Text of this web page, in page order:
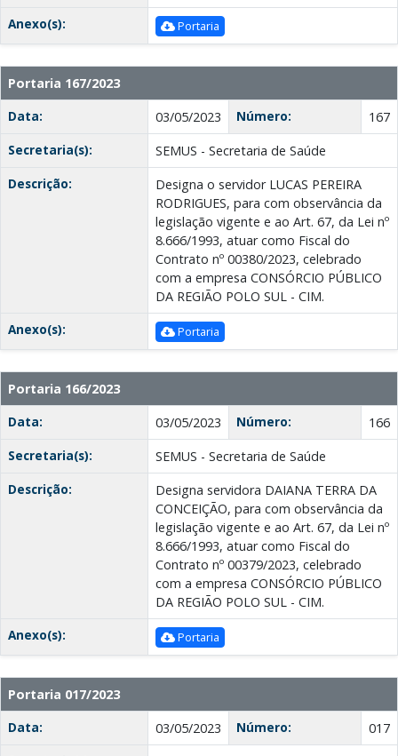
Anexo(s):
Portaria
Portaria 167/2023
Data:
03/05/2023 Número:
167
Secretaria(s):
SEMUS - Secretaria de Saúde
Descrição:
Designa o servidor LUCAS PEREIRA
RODRIGUES, para com observância da
legislação vigente e ao Art. 67, da Lei nº
8.666/1993, atuar como Fiscal do
Contrato nº 00380/2023, celebrado
com a empresa CONSÓRCIO PÚBLICO
DA REGIÃO POLO SUL - CIM.
Anexo(s):
Portaria
Portaria 166/2023
Data:
03/05/2023 Número:
166
Secretaria(s):
SEMUS - Secretaria de Saúde
Descrição:
Designa servidora DAIANA TERRA DA
CONCEIÇÃO, para com observância da
legislação vigente e ao Art. 67, da Lei nº
8.666/1993, atuar como Fiscal do
Contrato nº 00379/2023, celebrado
com a empresa CONSÓRCIO PÚBLICO
DA REGIÃO POLO SUL - CIM.
Anexo(s):
Portaria
Portaria 017/2023
Data:
03/05/2023 Número:
017